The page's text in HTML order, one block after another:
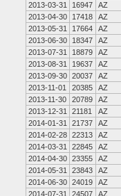
2013-03-31
16947 AZ
2013-04-30
17418 AZ
2013-05-31
17664 AZ
2013-06-30
18347 AZ
2013-07-31
18879 AZ
2013-08-31
19637 AZ
2013-09-30 20037 AZ
2013-11-01
20385 AZ
2013-11-30
20789 AZ
2013-12-31
21181 AZ
2014-01-31
21737 AZ
2014-02-28 22313 AZ
2014-03-31
22845 AZ
2014-04-30 23355 AZ
2014-05-31
23843 AZ
2014-06-30 24019 AZ
2014-07-31
24507 AZ